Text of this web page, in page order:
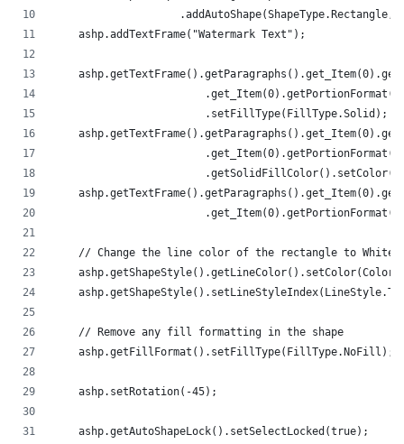
    ashp.addTextFrame("Watermark Text");
                        .setFillType(FillType.Solid);
    // Change the line color of the rectangle to White
    // Remove any fill formatting in the shape
    ashp.getFillFormat().setFillType(FillType.NoFill);
    ashp.setRotation(-45);
    ashp.getAutoShapeLock().setSelectLocked(true);